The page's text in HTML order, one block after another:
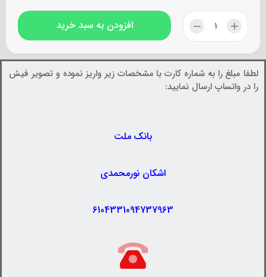
افزودن به سبد خرید
لطفا مبلغ را به شماره کارت با مشخصات زیر واریز نموده و تصویر فیش
را در واتساپ ارسال نمایید:
بانک ملت
اشکان نورمحمدی
6104331094737963